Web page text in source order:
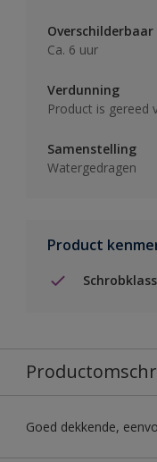
Overschilderbaar
Ca. 6 uur
Verdunning
Product is gereed
Samenstelling
Watergedragen
Product
Goed dekkende,